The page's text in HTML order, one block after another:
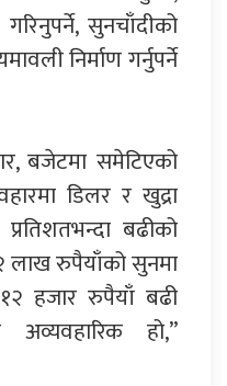
सुनचाँदीको
निर्माण गर्नुपर्ने
बजेटमा समेटिएको
डिलर र खुद्रा
बढीको
लाख रुपैयाँको सुनमा
हजार रुपैयाँ बढी
हो,”